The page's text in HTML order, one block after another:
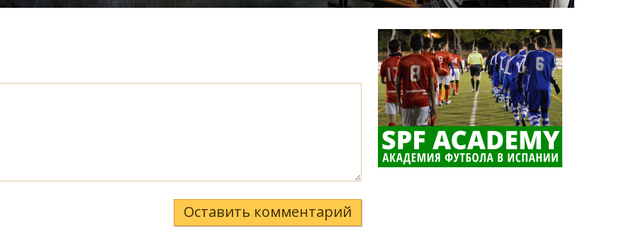
Оставить комментарий